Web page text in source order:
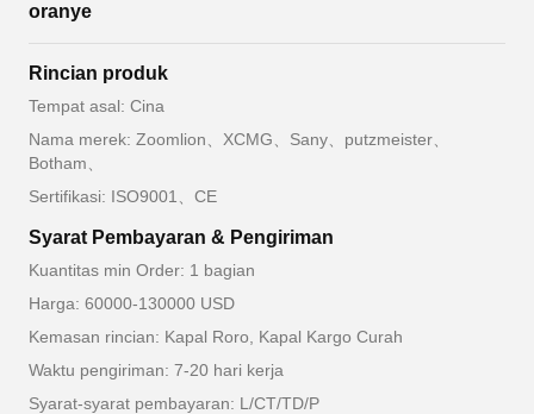
oranye
Rincian produk
Tempat asal: Cina
Nama merek: Zoomlion、XCMG、Sany、putzmeister、
Botham、
Sertifikasi: ISO9001、CE
Syarat Pembayaran & Pengiriman
Kuantitas min Order: 1 bagian
Harga: 60000-130000 USD
Kemasan rincian: Kapal Roro, Kapal Kargo Curah
Waktu pengiriman: 7-20 hari kerja
Syarat-syarat pembayaran: L/CT/TD/P